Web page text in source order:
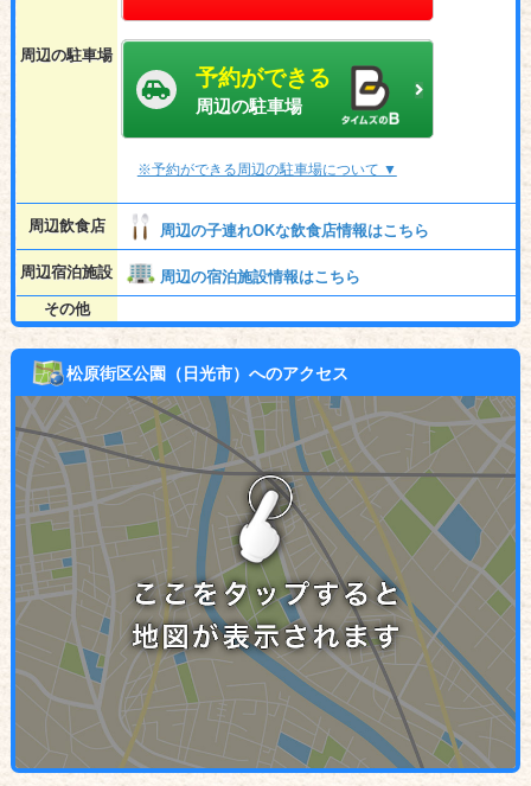
周辺の駐車場
予約ができる
周辺の駐車場
※予約ができる周辺の駐車場について ▼
周辺飲食店 周辺の子連れOKな飲食店情報はこちら
周辺宿泊施設
周辺の宿泊施設情報はこちら
その他
松原街区公園（日光市）へのアクセス